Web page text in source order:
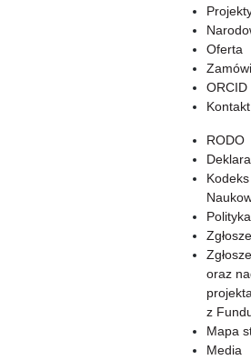
Oferta
ORCID
Kontakt
RODO
oraz
z
Mapa
Media